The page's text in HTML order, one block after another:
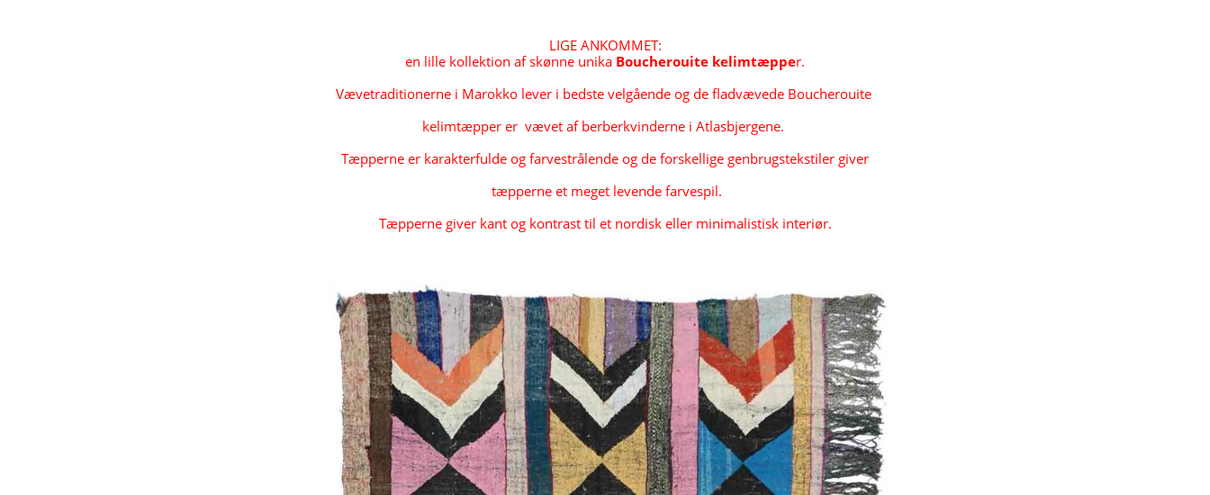
LIGE ANKOMMET:
en lille kollektion af skønne unika Boucherouite kelimtæpper.
Vævetraditionerne i Marokko lever i bedste velgående og de fladvævede Boucherouite
kelimtæpper er  vævet af berberkvinderne i Atlasbjergene.
Tæpperne er karakterfulde og farvestrålende og de forskellige genbrugstekstiler giver
tæpperne et meget levende farvespil.
Tæpperne giver kant og kontrast til et nordisk eller minimalistisk interiør.